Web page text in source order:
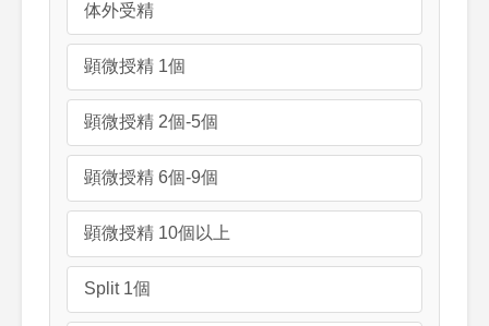
体外受精
顕微授精 1個
顕微授精 2個-5個
顕微授精 6個-9個
顕微授精 10個以上
Split 1個